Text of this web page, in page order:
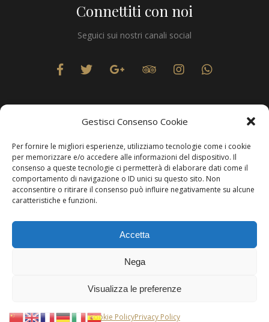
Gestisci Consenso Cookie
Per fornire le migliori esperienze, utilizziamo tecnologie come i cookie
per memorizzare e/o accedere alle informazioni del dispositivo. Il
consenso a queste tecnologie ci permetterà di elaborare dati come il
comportamento di navigazione o ID unici su questo sito. Non
acconsentire o ritirare il consenso può influire negativamente su alcune
caratteristiche e funzioni.
Accetta
Nega
Visualizza le preferenze
Cookie PolicyPrivacy Policy
Connettiti con noi
Seguici sui nostri canali social
Privacy
Produzione WebResolvis Marketing & Comunicazione
Copyright © Hotels & Resorts Srl - Partita IVA IT01212800773.
Affittacamere - CIN: IT077014B401676001. Tutti i diritti sono
Per comunicare con questa modalità, è necessario essere utenti di